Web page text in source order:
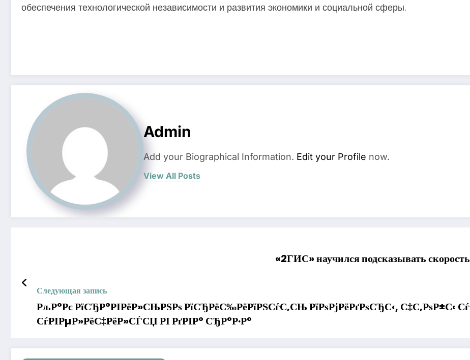
обеспечения технологической независимости и развития экономики и социальной сферы.
Admin
Add your Biographical Information. Edit your Profile now.
View All Posts
«2ГИС» научился подсказывать
Следующая запись
РљР°Рє РїСЂР°РІРёР»СЊРЅРѕ РїСЂРёС‰РёРїРЅСѓС‚СЊ РїРѕРјРёРґРѕСЂС‹, С‡С‚РѕР±С‹
СѓРІРµР»РёС‡РёР»СЃСЏ РІ РґРІР° СЂР°Р·Р°